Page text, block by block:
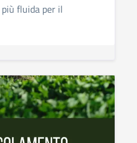
fluida per il